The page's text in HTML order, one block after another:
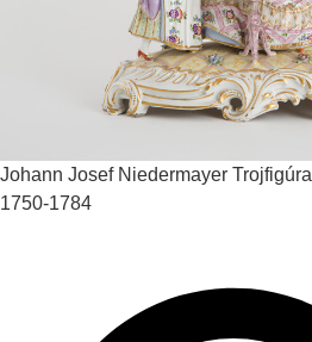
Johann Josef Niedermayer Trojfigúra
1750-1784